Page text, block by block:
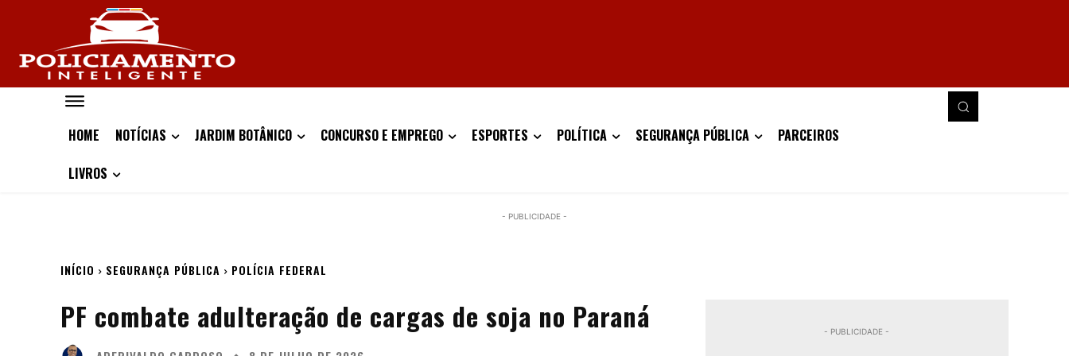
HOME NOTÍCIAS JARDIM BOTÂNICO CONCURSO E EMPREGO ESPORTES POLÍTICA SEGURANÇA PÚBLICA
PARCEIROS
LIVROS
- PUBLICIDADE -
INÍCIO SEGURANÇA PÚBLICA POLÍCIA FEDERAL
PF combate adulteração de cargas de soja no Paraná - PUBLICIDADE -